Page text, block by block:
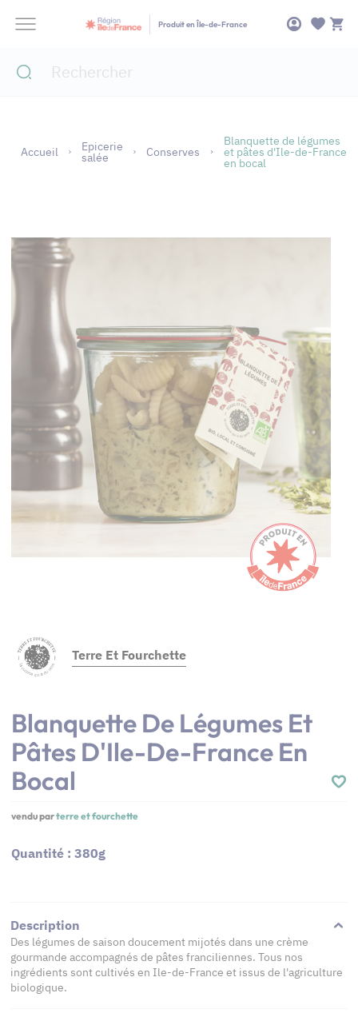
Produit en Île-de-France
Accueil Epicerie
salée Conserves
Blanquette de légumes
et pâtes d'Ile-de-France
en bocal
Terre Et Fourchette
Blanquette De Légumes Et
Pâtes D'Ile-De-France En
Bocal
vendu parterre et fourchette
Quantité : 380g
Description
Des légumes de saison doucement mijotés dans une crème
gourmande accompagnés de pâtes franciliennes. Tous nos
ingrédients sont cultivés en Ile-de-France et issus de l'agriculture
biologique.